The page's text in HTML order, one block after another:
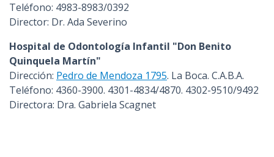
Teléfono: 4983-8983/0392
Director: Dr. Ada Severino
Hospital de Odontología Infantil "Don Benito
Quinquela Martín"
Dirección: Pedro de Mendoza 1795. La Boca. C.A.B.A.
Teléfono: 4360-3900. 4301-4834/4870. 4302-9510/9492
Directora: Dra. Gabriela Scagnet